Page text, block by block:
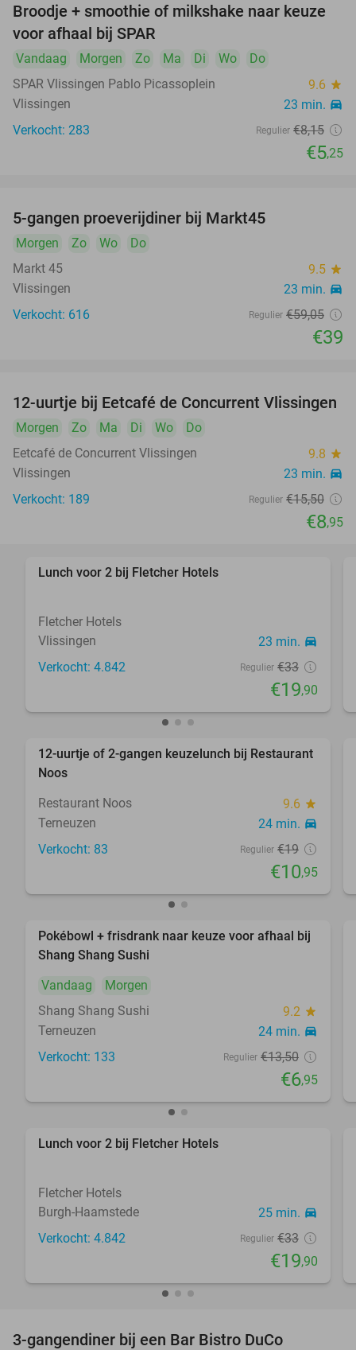
36%
Broodje + smoothie of milkshake naar keuze
voor afhaal bij SPAR
Vandaag Morgen Zo Ma Di Wo
Do
SPAR Vlissingen Pablo Picassoplein
9.6 star
Vlissingen 23 min. directions_car
Verkocht: 283 Regulier €8,15
€5,25
5-gangen proeverijdiner bij Markt45
Morgen Zo Wo
Do
Markt 45
9.5 star
Vlissingen 23 min. directions_car
Verkocht: 616 Regulier €59,05
€39
42%
12-uurtje bij Eetcafé de Concurrent Vlissingen
Morgen Zo Ma Di Wo
Do
Eetcafé de Concurrent Vlissingen
9.8 star
Vlissingen 23 min. directions_car
Verkocht: 189 Regulier €15,50
€8,95
Lunch voor 2 bij Fletcher Hotels
Fletcher Hotels
Vlissingen
23 min. directions_car
Verkocht: 4.842 Regulier €33
€19,90
42%
12-uurtje of 2-gangen keuzelunch bij Restaurant
Noos
Restaurant Noos
9.6 star
Terneuzen 24 min. directions_car
Verkocht: 83 Regulier €19
€10,95
49%
Pokébowl + frisdrank naar keuze voor afhaal bij
Shang Shang Sushi
Vandaag
Morgen
Shang Shang Sushi
9.2 star
Terneuzen 24 min. directions_car
Verkocht: 133 Regulier €13,50
€6,95
Lunch voor 2 bij Fletcher Hotels
Fletcher Hotels
Burgh-Haamstede
25 min. directions_car
Verkocht: 4.842 Regulier €33
€19,90
3-gangendiner bij een Bar Bistro DuCo